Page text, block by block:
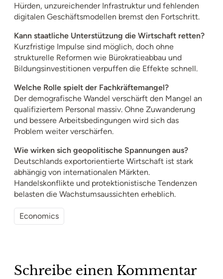
Hürden, unzureichender Infrastruktur und fehlenden
digitalen Geschäftsmodellen bremst den Fortschritt.
Kann staatliche Unterstützung die Wirtschaft retten?
Kurzfristige Impulse sind möglich, doch ohne
strukturelle Reformen wie Bürokratieabbau und
Bildungsinvestitionen verpuffen die Effekte schnell.
Welche Rolle spielt der Fachkräftemangel?
Der demografische Wandel verschärft den Mangel an
qualifiziertem Personal massiv. Ohne Zuwanderung
und bessere Arbeitsbedingungen wird sich das
Problem weiter verschärfen.
Wie wirken sich geopolitische Spannungen aus?
Deutschlands exportorientierte Wirtschaft ist stark
abhängig von internationalen Märkten.
Handelskonflikte und protektionistische Tendenzen
belasten die Wachstumsaussichten erheblich.
Economics
Schreibe einen Kommentar